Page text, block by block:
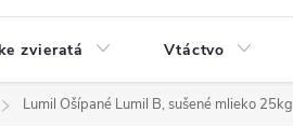
zvieratá Vtáctvo
Lumil Ošípané Lumil B, sušené mlieko 25kg